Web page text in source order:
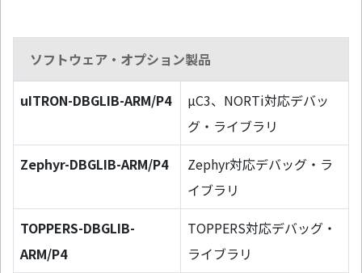
ソフトウェア・オプション製品
uITRON-DBGLIB-ARM/P4
µC3、NORTi対応デバッ
グ・ライブラリ
Zephyr-DBGLIB-ARM/P4
Zephyr対応デバッグ・ラ
イブラリ
TOPPERS-DBGLIB-
ARM/P4
TOPPERS対応デバッグ・
ライブラリ